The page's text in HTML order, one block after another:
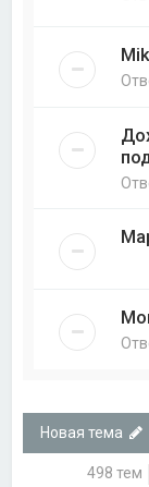
Новая тема
498 тем